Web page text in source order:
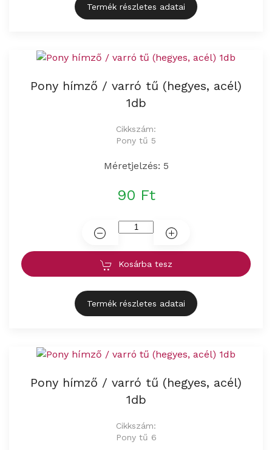
Termék részletes adatai
Pony hímző / varró tű (hegyes, acél)
1db
Cikkszám:
Pony tű 5
Méretjelzés: 5
90 Ft
Kosárba tesz
Termék részletes adatai
Pony hímző / varró tű (hegyes, acél)
1db
Cikkszám:
Pony tű 6